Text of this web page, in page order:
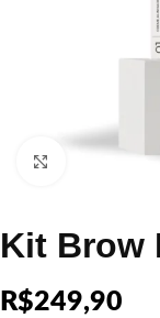
Click to
Kit Brow
R$249,90